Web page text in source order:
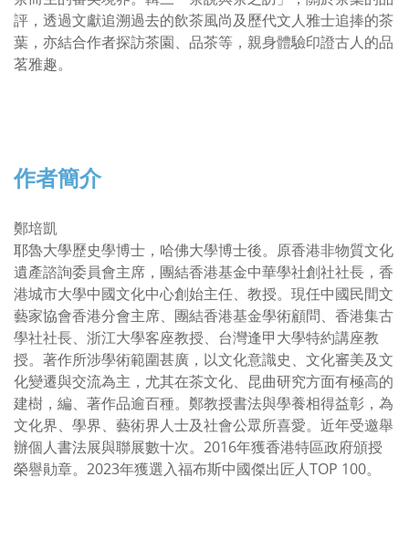
評，透過文獻追溯過去的飲茶風尚及歷代文人雅士追捧的茶
葉，亦結合作者探訪茶園、品茶等，親身體驗印證古人的品
茗雅趣。
作者簡介
鄭培凱
耶魯大學歷史學博士，哈佛大學博士後。原香港非物質文化
遺產諮詢委員會主席，團結香港基金中華學社創社社長，香
港城市大學中國文化中心創始主任、教授。現任中國民間文
藝家協會香港分會主席、團結香港基金學術顧問、香港集古
學社社長、浙江大學客座教授、台灣逢甲大學特約講座教
授。著作所涉學術範圍甚廣，以文化意識史、文化審美及文
化變遷與交流為主，尤其在茶文化、昆曲研究方面有極高的
建樹，編、著作品逾百種。鄭教授書法與學養相得益彰，為
文化界、學界、藝術界人士及社會公眾所喜愛。近年受邀舉
辦個人書法展與聯展數十次。2016年獲香港特區政府頒授
榮譽勛章。2023年獲選入福布斯中國傑出匠人TOP 100。